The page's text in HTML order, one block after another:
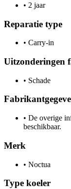
• 2 jaar
Reparatie type
• Carry-in
Uitzonderingen
• Schade
• De overige
beschikbaar.
Merk
• Noctua
Type koeler